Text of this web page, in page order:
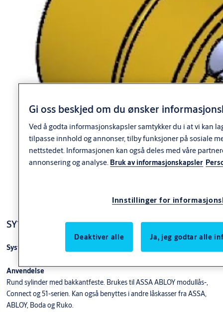
SY1169 s-rund sylinder utside
System 10+ s-rund sylinder
Anvendelse
Rund sylinder med bakkantfeste. Brukes til ASSA ABLOY modullås-,
Connect og 51-serien. Kan også benyttes i andre låskasser fra ASSA,
ABLOY, Boda og Ruko.
Gi oss beskjed om du ønsker
Ved å godta informasjonskapsler samtykker du i at vi kan
tilpasse innhold og annonser, tilby funksjoner på sosiale
nettstedet. Informasjonen kan også deles med våre
annonsering og analyse. Bruk av informasjonskapsler
Innstillinger for
Deaktiver alle Ja, jeg godtar alle